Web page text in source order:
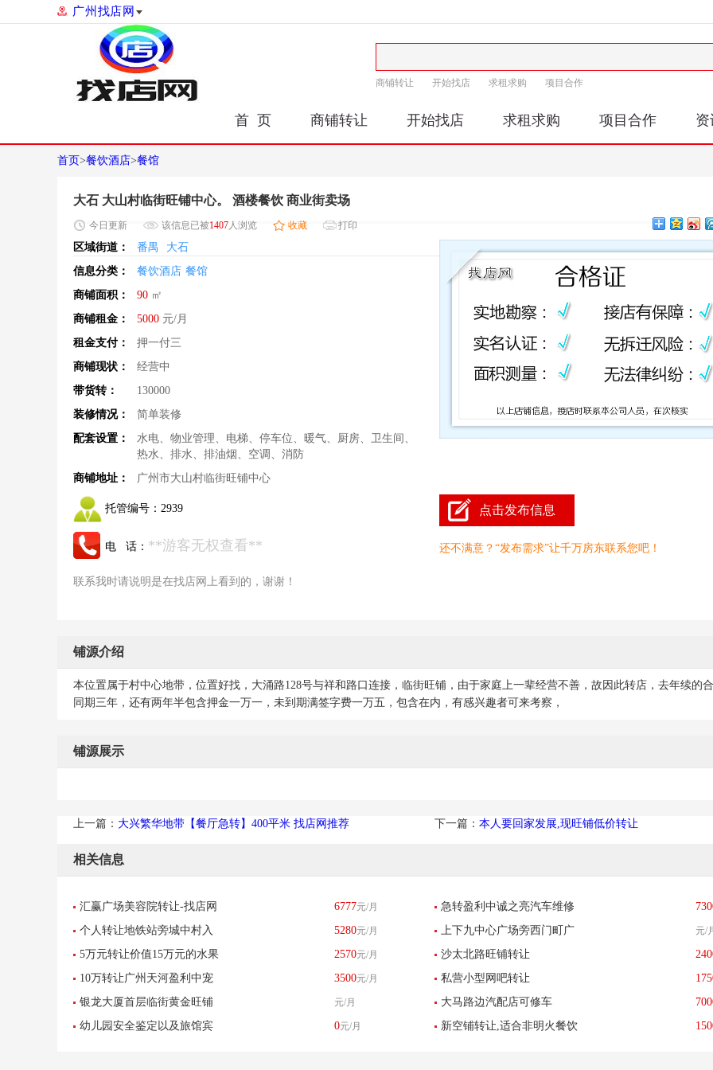
广州找店网
商铺转让 开始找店 求租求购 项目合作
首 页 商铺转让 开始找店 求租求购 项目合作 资
首页>餐饮酒店>餐馆
大石 大山村临街旺铺中心。 酒楼餐饮 商业街卖场
今日 更新 该信息已被1407人浏览 收藏 打印
区域街道： 番禺
大石
信息分类：
餐饮酒店 餐馆
商铺面积：
90 ㎡
商铺租金：
5000 元/月
租金支付：
押一付三
商铺现状：
经营中
带货转：
130000
装修情况：
简单装修
配套设置：
水电、物业管理、电梯、停车位、暖气、厨房、卫生间、
热水、排水、排油烟、空调、消防
商铺地址：
广州市大山村临街旺铺中心
托管编号： 2939
电 话： **游客无权查看**
联系我时请说明是在找店网上看到的，谢谢！
点击发布信息
还不满意？“发布需求”让千万房东联系您吧！
铺源介绍
本位置属于村中心地带，位置好找，大涌路128号与祥和路口连接，临街旺铺，由于家庭上一辈经营不善，故因此转店，去年续的
同期三年，还有两年半包含押金一万一，未到期满签字费一万五，包含在内，有感兴趣者可来考察，
铺源展示
上一篇： 大兴繁华地带【餐厅急转】400平米 找店网推荐 下一篇： 本人要回家发展,现旺铺低价转让
相关信息
汇赢广场美容院转让-找店网
推荐
6777元/月 急转盈利中诚之亮汽车维修
美容养护中心
个人转让地铁站旁城中村入
口多年便利店超市转让
5280元/月 上下九中心广场旁西门町广
场美食街招租
元/
5万元转让价值15万元的水果
铺
2570元/月 沙太北路旺铺转让
10万转让广州天河盈利中宠
物店接手可经营
3500元/月 私营小型网吧转让
银龙大厦首层临街黄金旺铺
业主直招-已转让
元/月 大马路边汽配店可修车
幼儿园安全鉴定以及旅馆宾
0元/月 新空铺转让,适合非明火餐饮